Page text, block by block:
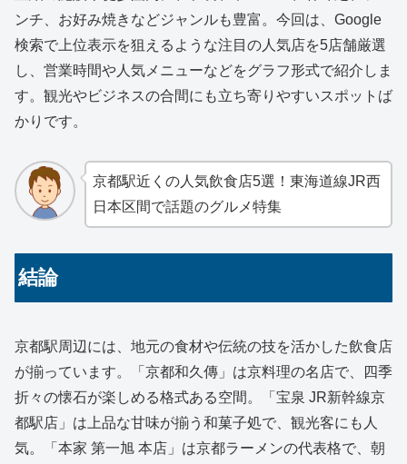
ンチ、お好み焼きなどジャンルも豊富。今回は、Google
検索で上位表示を狙えるような注目の人気店を5店舗厳選
し、営業時間や人気メニューなどをグラフ形式で紹介しま
す。観光やビジネスの合間にも立ち寄りやすいスポットば
かりです。
京都駅近くの人気飲食店5選！東海道線JR西
日本区間で話題のグルメ特集
結論
京都駅周辺には、地元の食材や伝統の技を活かした飲食店
が揃っています。「京都和久傳」は京料理の名店で、四季
折々の懐石が楽しめる格式ある空間。「宝泉 JR新幹線京
都駅店」は上品な甘味が揃う和菓子処で、観光客にも人
気。「本家 第一旭 本店」は京都ラーメンの代表格で、朝